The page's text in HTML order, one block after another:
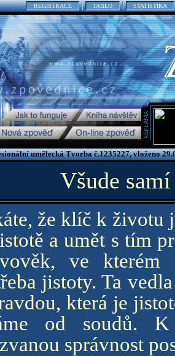
REGISTRACE TABLO STATISTIKA
umělecká Tvorba č.1235227, vloženo
Všude
že klíč k životu
a umět s tím
ve kterém
jistoty. Ta
která je
od soudů.
správnost